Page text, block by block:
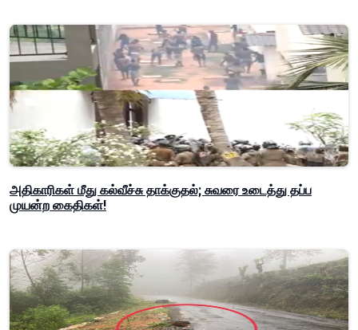
அதிகாரிகள் மீது கல்வீச்சு தாக்குதல்; சுவரை உடைத்து தப்ப
முயன்ற கைதிகள்!